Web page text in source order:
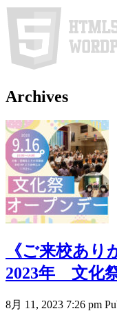
Archives
《ご来校あり
2023年 文化
8月 11, 2023 7:26 pm